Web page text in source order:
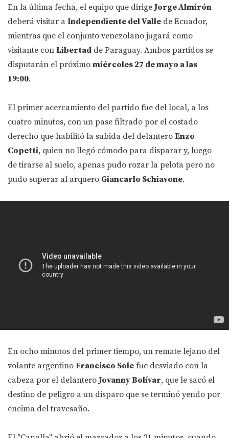
En la última fecha, el equipo que dirigeJorge Almirón
deberá visitar a Independiente del Valle de Ecuador,
mientras que el conjunto venezolano jugará como
visitante con Libertad de Paraguay. Ambos partidos se
disputarán el próximo miércoles 27 de mayo a las
19:00.
El primer acercamiento del partido fue del local, a los
cuatro minutos, con un pase filtrado por el costado
derecho que habilitó la subida del delantero Enzo
Copetti, quien no llegó cómodo para disparar y, luego
de tirarse al suelo, apenas pudo rozar la pelota pero no
pudo superar al arquero Giancarlo Schiavone.
En ocho minutos del primer tiempo, un remate lejano del
volante argentino Francisco Sole fue desviado con la
cabeza por el delanteroJovanny Bolívar, que le sacó el
destino de peligro a un disparo que se terminó yendo por
encima del travesaño.